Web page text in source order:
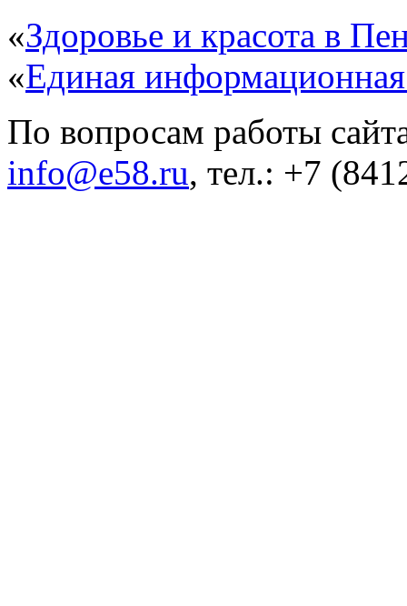
«Здоровье и красота в
«Единая
По вопросам работы
info@e58.ru, тел.: +7